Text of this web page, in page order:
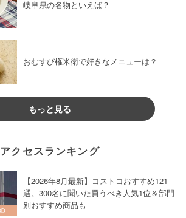
岐阜県の名物といえば？
おむすび権米衛で好きなメニューは？
もっと見る
アクセスランキング
【2026年8月最新】コストコおすすめ121
選。300名に聞いた買うべき人気1位＆部門
別おすすめ商品も